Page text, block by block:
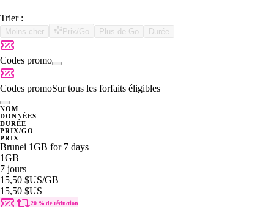
Trier :
Moins cher Prix/Go Plus de Go Durée
Codes promo
Codes promoSur tous les forfaits éligibles
NOM
DONNÉES
DURÉE
PRIX/GO
PRIX
Brunei 1GB for 7 days
1GB
7 jours
15,50 $US/GB
15,50 $US
20 % de réduction